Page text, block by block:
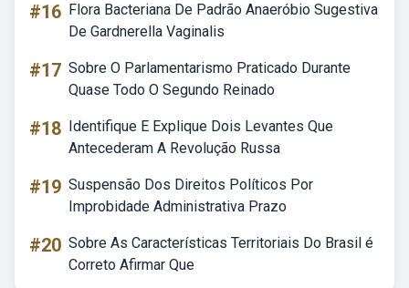
#16 Flora Bacteriana De Padrão Anaeróbio Sugestiva
De Gardnerella Vaginalis
#17 Sobre O Parlamentarismo Praticado Durante
Quase Todo O Segundo Reinado
#18 Identifique E Explique Dois Levantes Que
Antecederam A Revolução Russa
#19 Suspensão Dos Direitos Políticos Por
Improbidade Administrativa Prazo
#20 Sobre As Características Territoriais Do Brasil é
Correto Afirmar Que